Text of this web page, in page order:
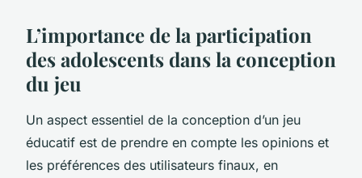
L’importance de la participation
des adolescents dans la conception
du jeu
Un aspect essentiel de la conception d’un jeu
éducatif est de prendre en compte les opinions et
les préférences des utilisateurs finaux, en